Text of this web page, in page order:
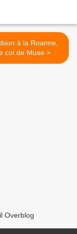
à la Roanne,
par le col de Muse >
Overblog